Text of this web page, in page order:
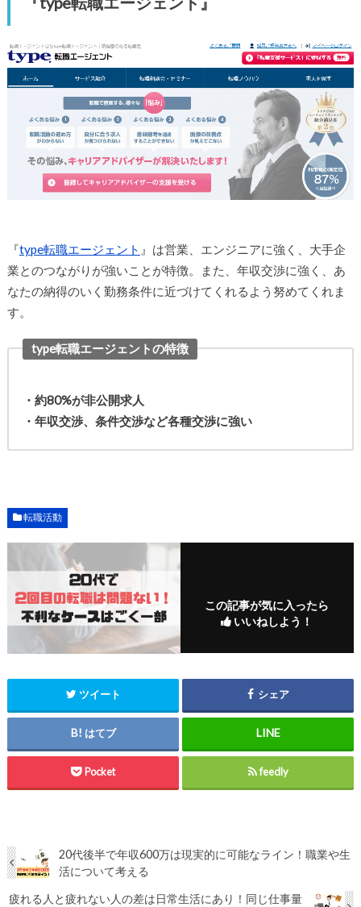
『type転職エージェント 』は営業、エンジニアに強く、大手企
業とのつながりが強いことが特徴。また、年収交渉に強く、あ
なたの納得のいく勤務条件に近づけてくれるよう努めてくれま
す。
type転職エージェントの特徴
・約80%が非公開求人
・年収交渉、条件交渉など各種交渉に強い
転職活動
この記事が気に入ったら
いいねしよう！
ツイート シェア
はてブ
Pocket feedly
20代後半で年収600万は現実的に可能なライン！職業や生
活について考える
疲れる人と疲れない人の差は日常生活にあり！同じ仕事量